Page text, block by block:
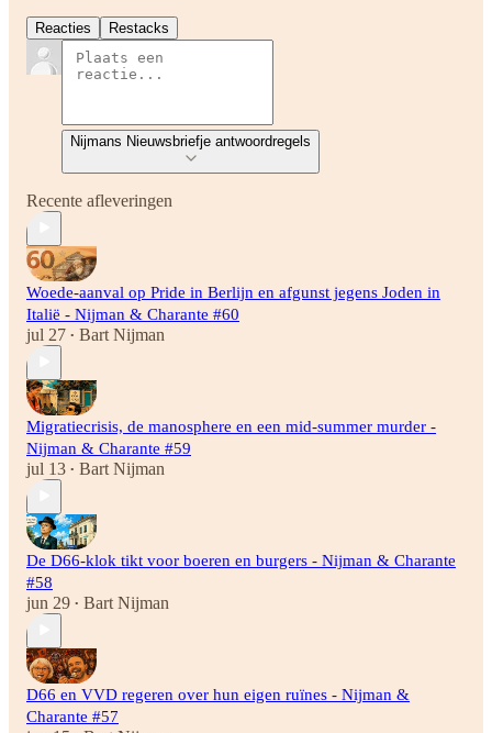
Reacties Restacks
Nijmans Nieuwsbriefje antwoordregels
Recente afleveringen
Woede-aanval op Pride in Berlijn en afgunst jegens Joden in
Italië - Nijman & Charante #60
jul 27 • Bart Nijman
Migratiecrisis, de manosphere en een mid-summer murder -
Nijman & Charante #59
jul 13 • Bart Nijman
De D66-klok tikt voor boeren en burgers - Nijman & Charante
#58
jun 29 • Bart Nijman
D66 en VVD regeren over hun eigen ruïnes - Nijman &
Charante #57